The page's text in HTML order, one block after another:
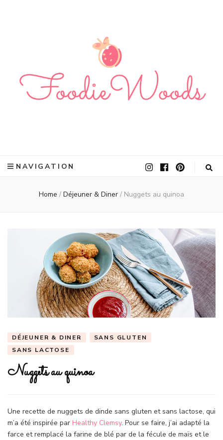
NAVIGATION
Home / Déjeuner & Diner / Nuggets au quinoa
DÉJEUNER & DINER
SANS GLUTEN
SANS LACTOSE
Nuggets au quinoa
Une recette de nuggets de dinde sans gluten et sans lactose, qui
m’a été inspirée par Healthy Clemsy. Pour se faire, j’ai adapté la
farce et remplacé la farine de blé par de la fécule de maïs et le